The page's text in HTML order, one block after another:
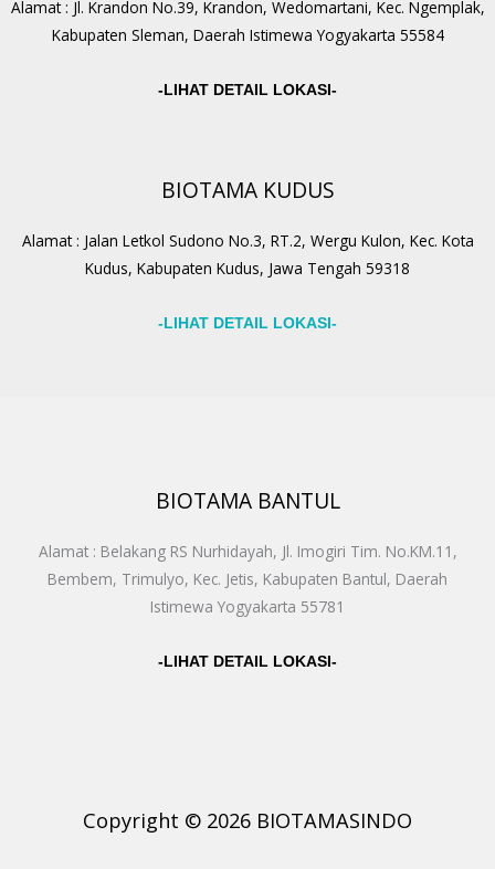
Alamat : Jl. Krandon No.39, Krandon, Wedomartani, Kec. Ngemplak,
Kabupaten Sleman, Daerah Istimewa Yogyakarta 55584
-LIHAT DETAIL LOKASI-
BIOTAMA KUDUS
Alamat : Jalan Letkol Sudono No.3, RT.2, Wergu Kulon, Kec. Kota
Kudus, Kabupaten Kudus, Jawa Tengah 59318
-LIHAT DETAIL LOKASI-
BIOTAMA BANTUL
Alamat : Belakang RS Nurhidayah, Jl. Imogiri Tim. No.KM.11,
Bembem, Trimulyo, Kec. Jetis, Kabupaten Bantul, Daerah
Istimewa Yogyakarta 55781
-LIHAT DETAIL LOKASI-
Copyright © 2026 BIOTAMASINDO